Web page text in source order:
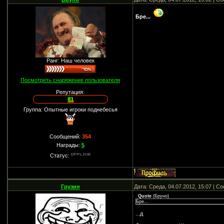
Ранг: Наш человек
Посмотреть снаряжение пользователя
Репутация:
81
Группа: Опытные игроки поднебесья
Сообщений:354
Награды: 5
Статус:
Бре...
Грузин Дата: Среда, 04.07.2012, 15:07 |
Quote (Бруно)
Бре...
...д